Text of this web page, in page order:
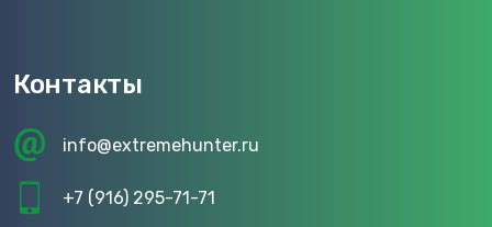
Контакты
info@extremehunter.ru
+7 (916) 295-71-71